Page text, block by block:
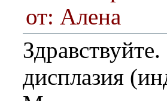
от: Алена
дисплазия